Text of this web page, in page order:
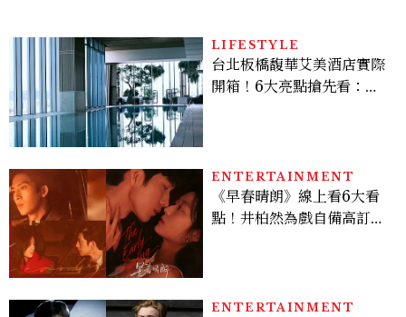
LIFESTYLE
台北板橋馥華艾美酒店實際
開箱！6大亮點搶先看：新
ENTERTAINMENT
《早春晴朗》線上看6大看
點！井柏然為戲自備高訂，
ENTERTAINMENT